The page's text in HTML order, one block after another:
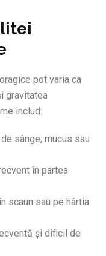
pot varia ca
gravitatea
includ:
sânge, mucus sau
în partea
scaun sau pe hârtia
și dificil de